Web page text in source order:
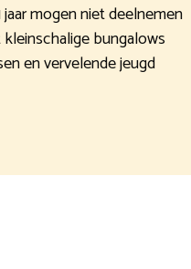
jaar mogen niet deelnemen
bungalows
en vervelende jeugd